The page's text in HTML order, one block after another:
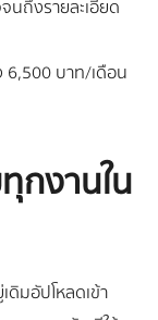
ถึงรายละเอียด
6,500 บาท/เดือน
กงานใน
ดิมอัปโหลดเข้า